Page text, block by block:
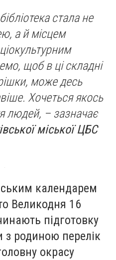
стала не
а й місцем
щоб в ці складні
може десь
Хочеться якось
людей, – зазначає
міської ЦБС
календарем
Великодня 16
підготовку
з родиною перелік
окрасу